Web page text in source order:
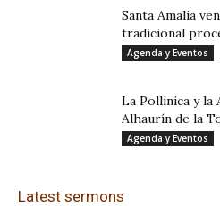
Santa Amalia
tradicional
Agenda y Eventos
La Pollinica y la
Alhaurín de la
Agenda y Eventos
Latest sermons